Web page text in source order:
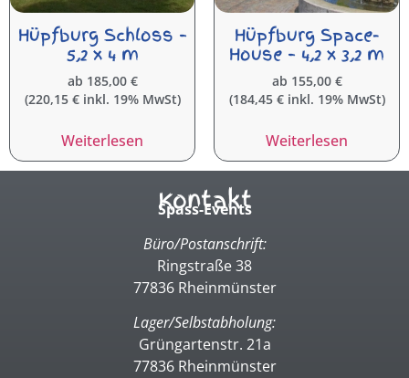
Hüpfburg Schloss –
5,2 x 4 m
ab 185,00 €
(220,15 €inkl. 19% MwSt)
Weiterlesen
Hüpfburg Space-
House – 4,2 x 3,2 m
ab 155,00 €
(184,45 €inkl. 19% MwSt)
Weiterlesen
Kontakt
Spass-Events
Büro/Postanschrift:
Ringstraße 38
77836 Rheinmünster
Lager/Selbstabholung:
Grüngartenstr. 21a
77836 Rheinmünster